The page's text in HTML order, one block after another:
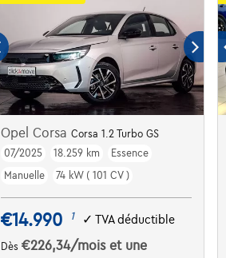
Opel Corsa Corsa 1.2 Turbo GS
07/2025
18.259 km
Essence
Manuelle
74 kW ( 101 CV )
€14.990 1 ✓ TVA déductible
Dès €226,34/mois et une